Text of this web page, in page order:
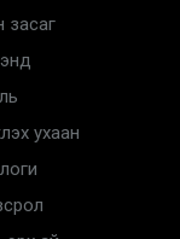
засаг
ухаан